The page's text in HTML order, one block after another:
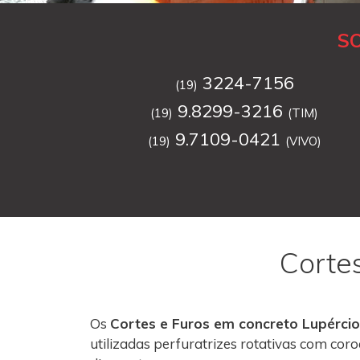
(19) 3224-7156
(19) 9.8299-3216 (TIM)
(19) 9.7109-0421 (VIVO)
Os Cortes e Furos em concreto Lupércio
utilizadas perfuratrizes rotativas com